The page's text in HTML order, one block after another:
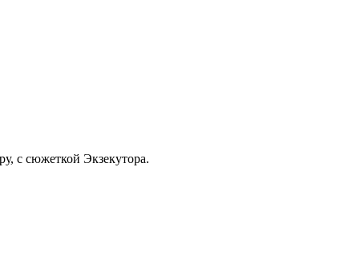
с сюжеткой Экзекутора.